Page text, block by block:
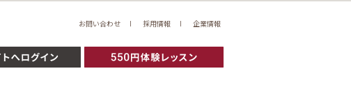
お問い合わせ 採用情報 企業情報